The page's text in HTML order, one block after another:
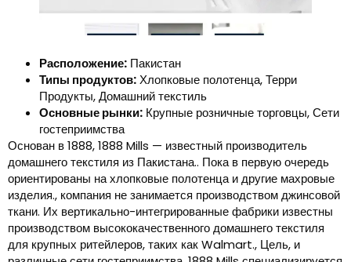
Расположение: Пакистан
Типы продуктов:Хлопковые полотенца, Терри
Продукты, Домашний текстиль
Основные рынки: Крупные розничные торговцы, Сети
гостеприимства
Основан в 1888, 1888 Mills — известный производитель
домашнего текстиля из Пакистана.. Пока в первую очередь
ориентированы на хлопковые полотенца и другие махровые
изделия., компания не занимается производством джинсовой
ткани. Их вертикально-интегрированные фабрики известны
производством высококачественного домашнего текстиля
для крупных ритейлеров, таких как Walmart., Цель, и